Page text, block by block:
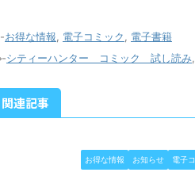
-お得な情報 電子コミック
電子書籍
-シティーハンター コミック 試し読み
関連記事
お得な情報 お知らせ 電子